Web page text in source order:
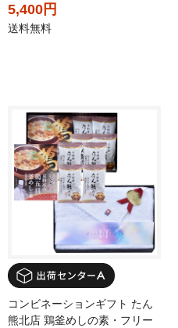
5,400円
送料無料
コンビネーションギフト たん
熊北店 鶏釜めしの素・フリー